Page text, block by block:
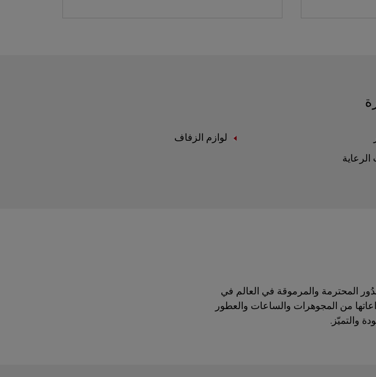
لوازم الزفاف
من أكثر الدُور المحترمة والمرموقة في العالم في
من المجوهرات والساعات والعطور
والتميّز.